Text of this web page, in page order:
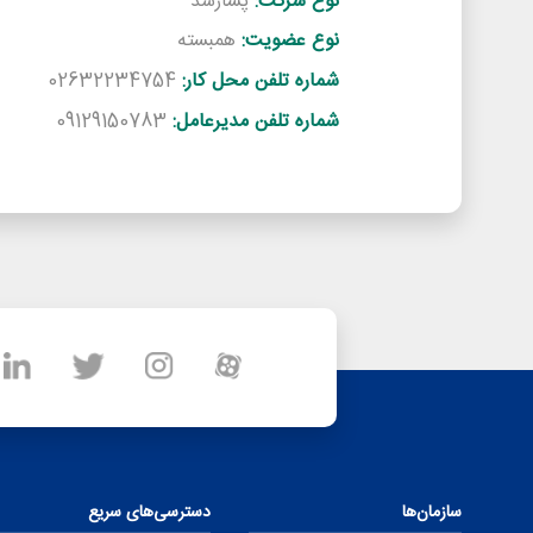
نوع عضویت: همبسته
شماره تلفن محل کار: 02632234754
شماره تلفن مدیرعامل: 09129150783
سازمان‌ها دسترسی‌های سریع